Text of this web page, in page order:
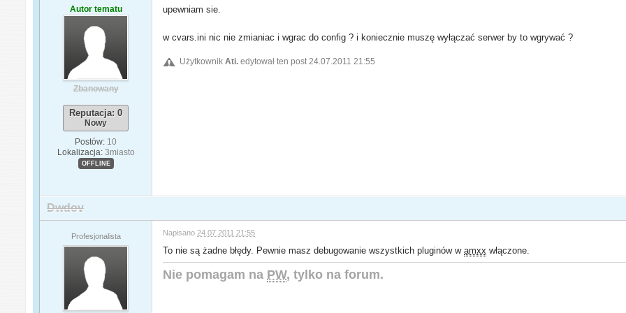
Autor tematu
Zbanowany
Reputacja: 0
Nowy
Postów: 10
Lokalizacja: 3miasto
OFFLINE
upewniam sie.
w cvars.ini nic nie zmianiac i wgrac do config ? i koniecznie muszę wyłączać serwer by to wgrywać ?
UżytkownikAti. edytował ten post 24.07.2011 21:55
Dwdov
Profesjonalista Napisano 24.07.2011 21:55
To nie są żadne błędy. Pewnie masz debugowanie wszystkich pluginów wamxx włączone.
Nie pomagam na PW, tylko na forum.